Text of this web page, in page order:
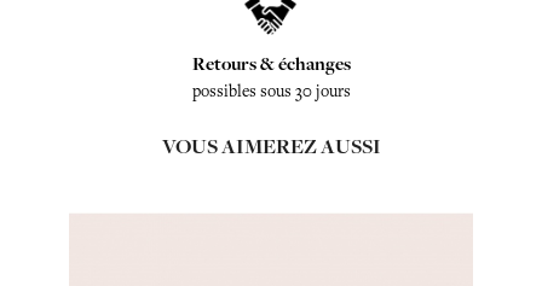
Retours & échanges
possibles sous 30 jours
VOUS AIMEREZ AUSSI